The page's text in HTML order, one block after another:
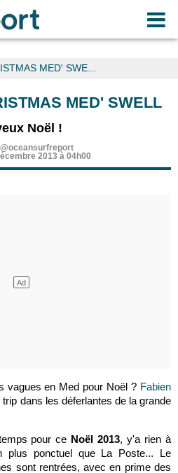
MED' SWE...
MED' SWELL
Noël !
@oceansurfreport
2013 à 04h00
vagues en Med pour Noël ? Fabien
dans les déferlantes de la grande
pour ce Noël 2013, y'a rien à
ponctuel que La Poste... Le
sont rentrées, avec en prime des